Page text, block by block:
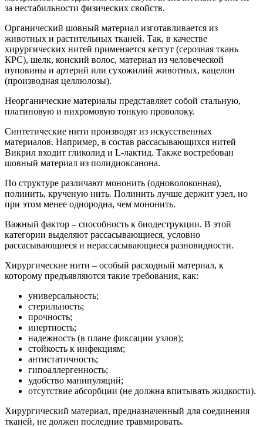
за нестабильности физических свойств.
Органический шовный материал изготавливается из
животных и растительных тканей. Так, в качестве
хирургических нитей применяется кетгут (серозная ткань
КРС), шелк, конский волос, материал из человеческой
пуповины и артерий или сухожилий животных, кацелон
(производная целлюлозы).
Неорганические материалы представляет собой стальную,
платиновую и нихромовую тонкую проволоку.
Синтетические нити производят из искусственных
материалов. Например, в состав рассасывающихся нитей
Викрил входит гликолид и L-лактид. Также востребован
шовный материал из полидиоксанона.
По структуре различают мононить (одноволоконная),
полинить, крученую нить. Полинить лучше держит узел, но
при этом менее однородна, чем мононить.
Важный фактор – способность к биодеструкции. В этой
категории выделяют рассасывающиеся, условно
рассасывающиеся и нерассасывающиеся разновидности.
Хирургические нити – особый расходный материал, к
которому предъявляются такие требования, как:
универсальность;
стерильность;
прочность;
инертность;
надежность (в плане фиксации узлов);
стойкость к инфекциям;
антистатичность;
гипоаллергенность;
удобство манипуляций;
отсутствие абсорбции (не должна впитывать жидкости).
Хирургический материал, предназначенный для соединения
тканей, не должен последние травмировать.